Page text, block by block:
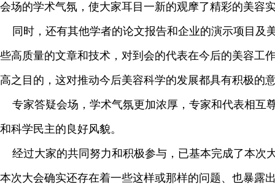
会场的学术气氛，使大家耳目一新的观摩了精彩的美容
同时，还有其他学者的论文报告和企业的演示项目及
些高质量的文章和技术，对到会的代表在今后的美容工
高之目的，这对推动今后美容科学的发展都具有积极的
专家答疑会场，学术气氛更加浓厚，专家和代表相互
和科学民主的良好风貌。
经过大家的共同努力和积极参与，已基本完成了本次
本次大会确实还存在着一些这样或那样的问题、也暴露